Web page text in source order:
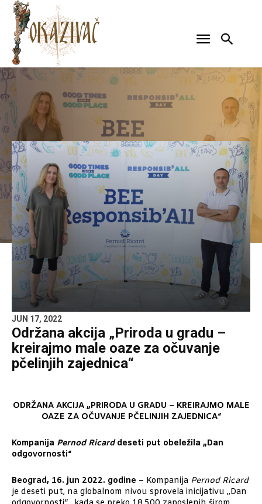
JUN 17, 2022
Održana akcija „Priroda u gradu –
kreirajmo male oaze za očuvanje
pčelinjih zajednica“
ODRŽANA AKCIJA „PRIRODA U GRADU – KREIRAJMO MALE
OAZE ZA OČUVANJE PČELINJIH ZAJEDNICA“
Kompanija Pernod Ricarddeseti put obeležila „Dan
odgovornosti“
Beograd, 16. jun 2022. godine – Kompanija Pernod Ricard
je deseti put, na globalnom nivou sprovela inicijativu „Dan